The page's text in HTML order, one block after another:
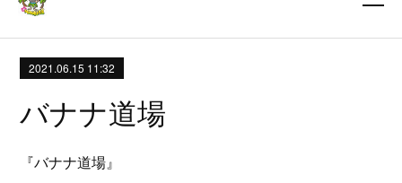
2021.06.15 11:32
バナナ道場
『バナナ道場』